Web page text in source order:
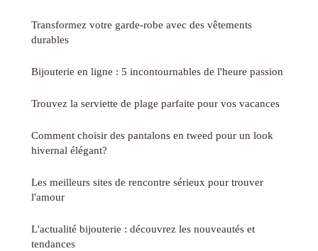
Transformez votre garde-robe avec des vêtements
durables
Bijouterie en ligne : 5 incontournables de l'heure passion
Trouvez la serviette de plage parfaite pour vos vacances
Comment choisir des pantalons en tweed pour un look
hivernal élégant?
Les meilleurs sites de rencontre sérieux pour trouver
l'amour
L'actualité bijouterie : découvrez les nouveautés et
tendances